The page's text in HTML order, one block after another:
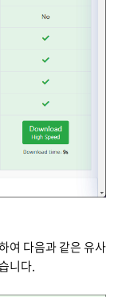
여 다음과 같은 유사
니다.